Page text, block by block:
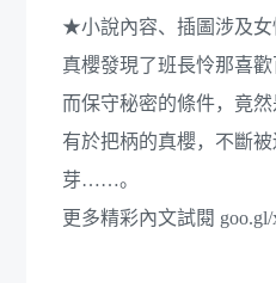
★小說內容、插圖涉及女
真櫻發現了班長怜那喜歡
而保守秘密的條件，竟
有於把柄的真櫻，不斷
芽……。
更多精彩內文試閱